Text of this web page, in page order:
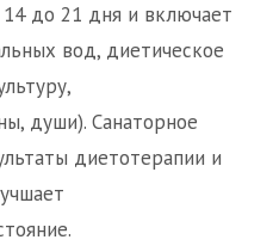
до 21 дня и включает
вод, диетическое
души). Санаторное
диетотерапии и